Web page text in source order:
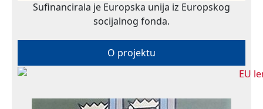
Sufinancirala je Europska unija iz Europskog
socijalnog fonda.
O projektu